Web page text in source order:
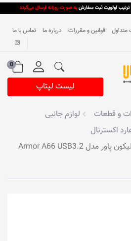
متداول قوانین و مقررات درباره ما تماس با ما
0
لیست لپتاپ
و قطعات
لوازم جانبی
اکسترنال
هارد اکسترنال 2TB سیلیکون پاور مدل Armor A66 USB3.2